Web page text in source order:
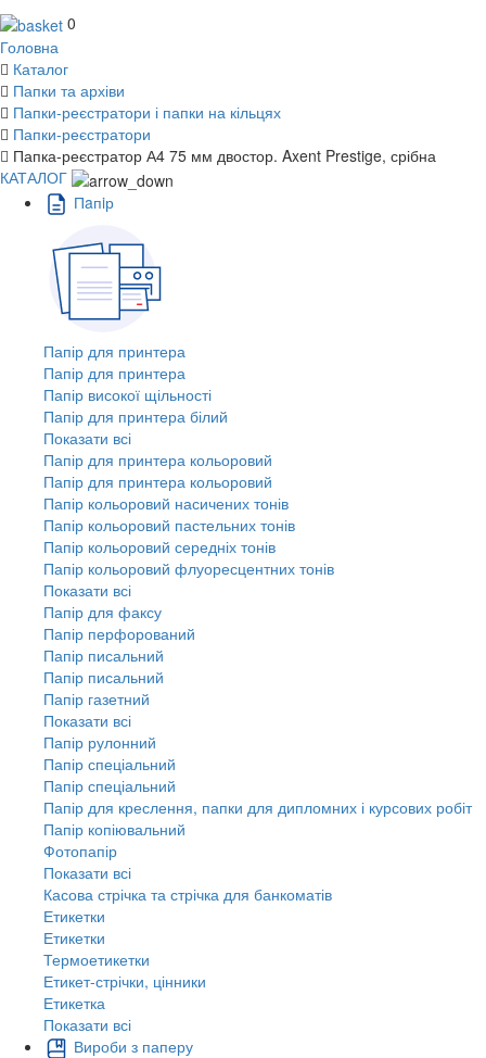
0
Головна
Каталог
Папки та архіви
Папки-реєстратори і папки на кільцях
Папки-реєстратори
Папка-реєстратор А4 75 мм двостор. Axent Prestige, срібна
КАТАЛОГ
Пaпiр
Папір для принтера
Папір для принтера
Папір високої щільності
Папір для принтера білий
Показати всі
Папір для принтера кольоровий
Папір для принтера кольоровий
Папір кольоровий насичених тонів
Папір кольоровий пастельних тонів
Папір кольоровий середніх тонів
Папір кольоровий флуоресцентних тонів
Показати всі
Папір для факсу
Папір перфорований
Папір писальний
Папір писальний
Папір газетний
Показати всі
Папір рулонний
Папір спеціальний
Папір спеціальний
Папір для креслення, папки для дипломних і курсових робіт
Папір копіювальний
Фотопапір
Показати всі
Касова стрічка та стрічка для банкоматів
Етикетки
Етикетки
Термоетикетки
Етикет-стрічки, цінники
Етикетка
Показати всі
Вироби з паперу